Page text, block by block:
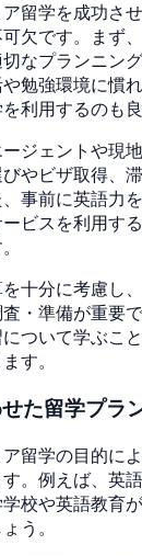
留学を成功さ
欠です。まず
なプランニン
勉強環境に慣
利用するのも良
ジェントや現
やビザ取得、
事前に英語力
ビスを利用す
十分に考慮し
・準備が重要
ついて学ぶこ
す。
た留学プラ
留学の目的に
。例えば、英
校や英語教育
う。